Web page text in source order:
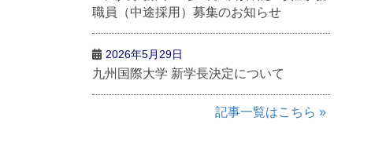
職員（中途採用）募集のお知らせ
2026年5月29日
九州国際大学 新学長決定について
記事一覧はこちら »